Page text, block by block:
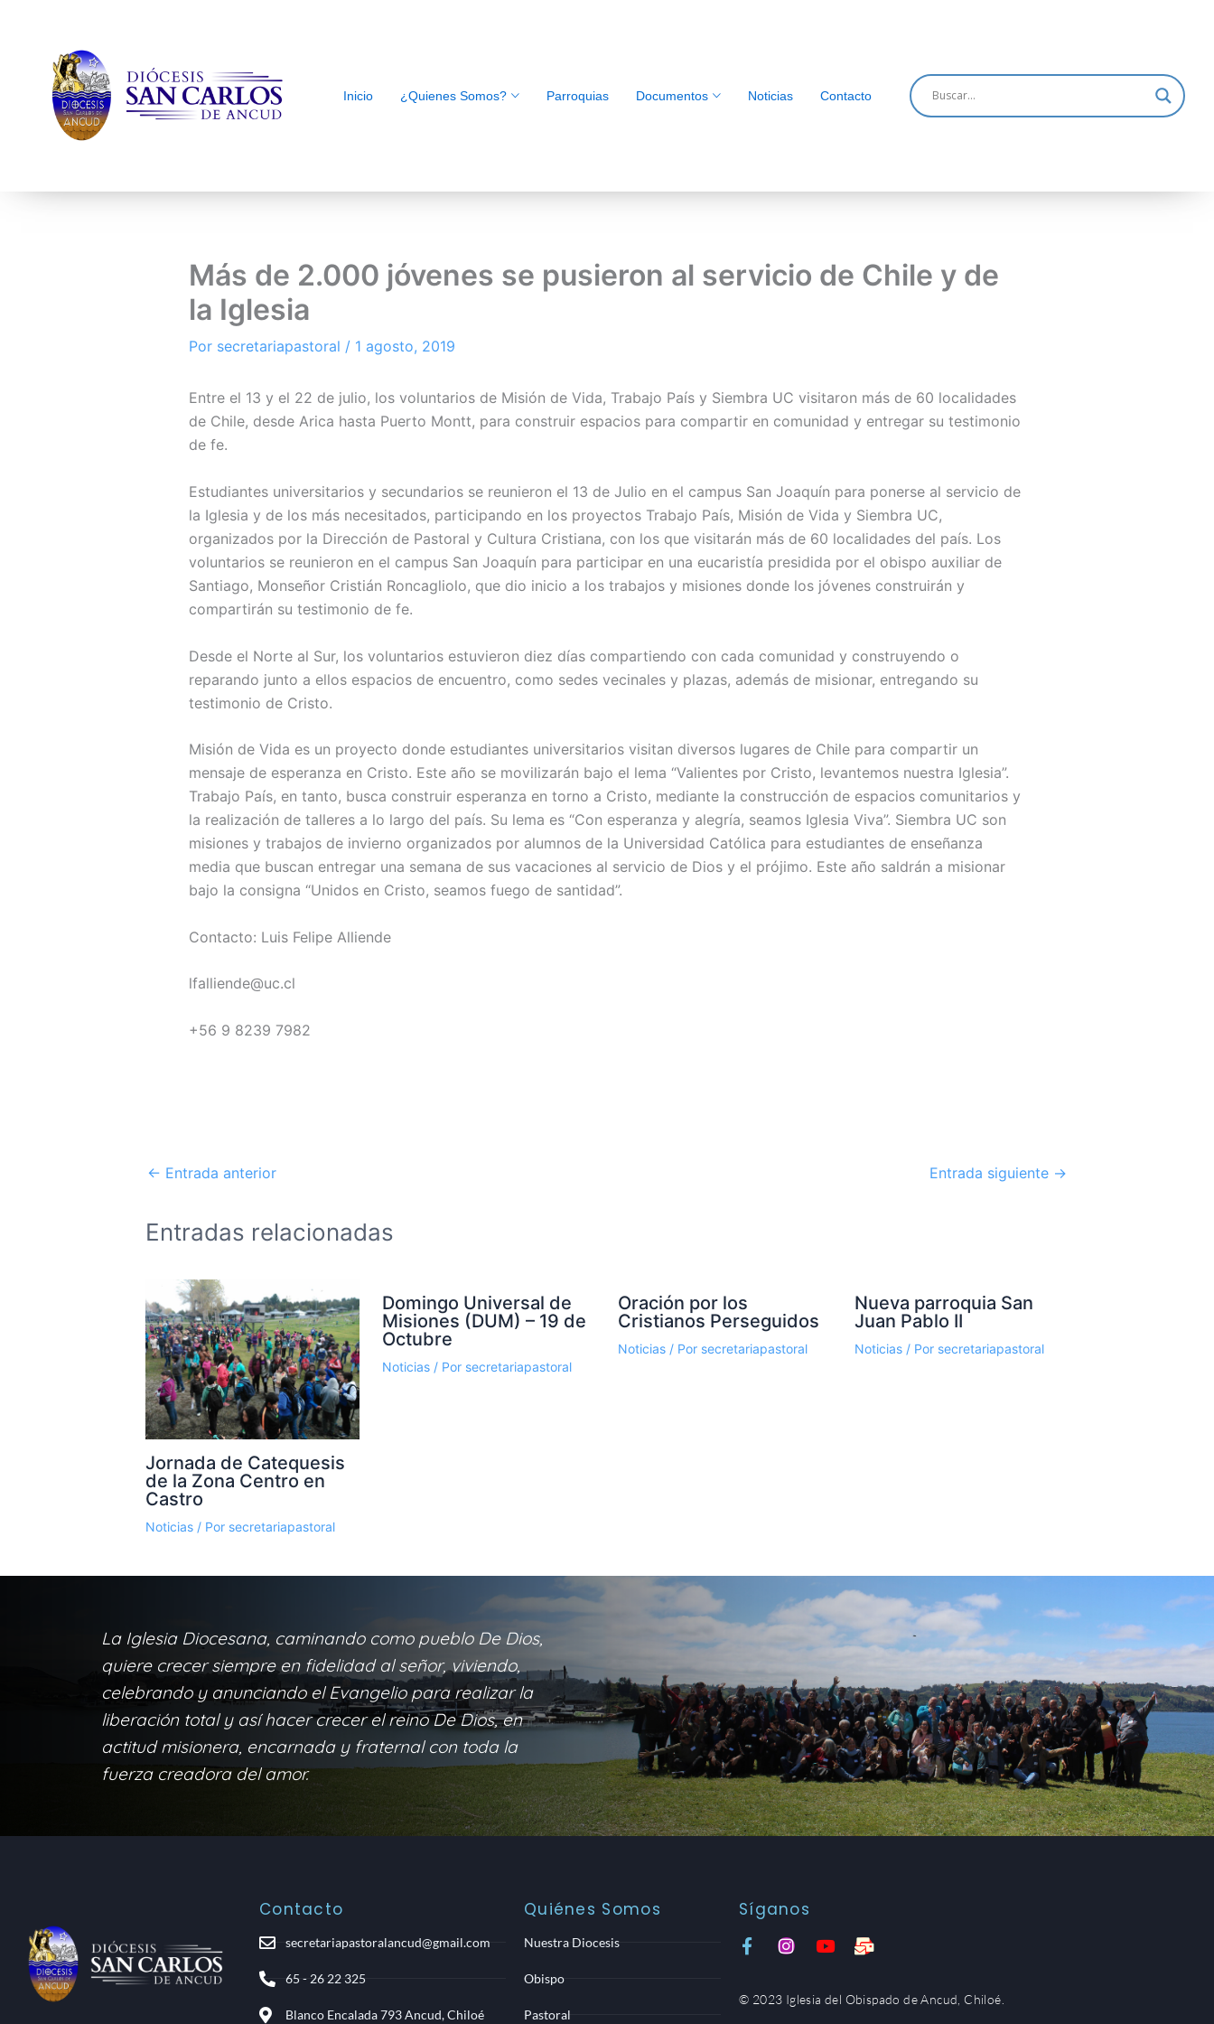
Inicio ¿Quienes Somos? Parroquias Documentos Noticias Contacto
Más de 2.000 jóvenes se pusieron al servicio de Chile y de
la Iglesia
Por secretariapastoral / 1 agosto, 2019
Entre el 13 y el 22 de julio, los voluntarios de Misión de Vida, Trabajo País y Siembra UC visitaron más de 60 localidades
de Chile, desde Arica hasta Puerto Montt, para construir espacios para compartir en comunidad y entregar su testimonio
de fe.
Estudiantes universitarios y secundarios se reunieron el 13 de Julio en el campus San Joaquín para ponerse al servicio de
la Iglesia y de los más necesitados, participando en los proyectos Trabajo País, Misión de Vida y Siembra UC,
organizados por la Dirección de Pastoral y Cultura Cristiana, con los que visitarán más de 60 localidades del país. Los
voluntarios se reunieron en el campus San Joaquín para participar en una eucaristía presidida por el obispo auxiliar de
Santiago, Monseñor Cristián Roncagliolo, que dio inicio a los trabajos y misiones donde los jóvenes construirán y
compartirán su testimonio de fe.
Desde el Norte al Sur, los voluntarios estuvieron diez días compartiendo con cada comunidad y construyendo o
reparando junto a ellos espacios de encuentro, como sedes vecinales y plazas, además de misionar, entregando su
testimonio de Cristo.
Misión de Vida es un proyecto donde estudiantes universitarios visitan diversos lugares de Chile para compartir un
mensaje de esperanza en Cristo. Este año se movilizarán bajo el lema “Valientes por Cristo, levantemos nuestra Iglesia”.
Trabajo País, en tanto, busca construir esperanza en torno a Cristo, mediante la construcción de espacios comunitarios y
la realización de talleres a lo largo del país. Su lema es “Con esperanza y alegría, seamos Iglesia Viva”. Siembra UC son
misiones y trabajos de invierno organizados por alumnos de la Universidad Católica para estudiantes de enseñanza
media que buscan entregar una semana de sus vacaciones al servicio de Dios y el prójimo. Este año saldrán a misionar
bajo la consigna “Unidos en Cristo, seamos fuego de santidad”.
Contacto: Luis Felipe Alliende
lfalliende@uc.cl
+56 9 8239 7982
← Entrada anterior Entrada siguiente →
Entradas relacionadas
Jornada de Catequesis
de la Zona Centro en
Castro
Noticias / Por secretariapastoral
Domingo Universal de
Misiones (DUM) – 19 de
Octubre
Noticias/ Por secretariapastoral
Oración por los
Cristianos Perseguidos
Noticias / Por secretariapastoral
Nueva parroquia San
Juan Pablo II
Noticias / Por secretariapastoral
La Iglesia Diocesana, caminando como pueblo De Dios,
quiere crecer siempre en fidelidad al señor, viviendo,
celebrando y anunciando el Evangelio para realizar la
liberación total y así hacer crecer el reino De Dios, en
actitud misionera, encarnada y fraternal con toda la
fuerza creadora del amor.
Contacto
secretariapastoralancud@gmail.com
65 - 26 22 325
Blanco Encalada 793 Ancud, Chiloé
Quiénes Somos
Nuestra Diocesis
Obispo
Pastoral
Síganos
F
a
e
I
t
a
Y
t
M
a
l
© 2023 Iglesia del Obispado de Ancud, Chiloé.